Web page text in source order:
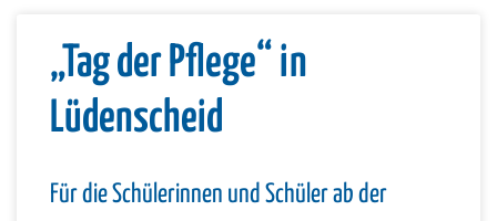
„Tag der Pflege“ in
Lüdenscheid
Für die Schülerinnen und Schüler ab der